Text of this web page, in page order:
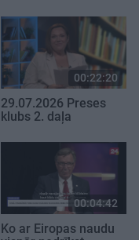
00:22:20
29.07.2026 Preses
klubs 2. daļa
00:04:42
Ko ar Eiropas naudu